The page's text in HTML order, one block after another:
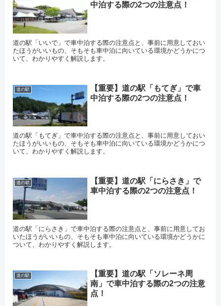
中泊する際の2つの注意点！
道の駅「いいで」で車中泊する際の注意点と、事前に用意しておい
たほうがいいもの、そもそも車中泊に向いている環境かどうかにつ
いて、わかりやすく解説します。
道の駅
【重要】道の駅「もてぎ」で車
中泊する際の2つの注意点！
道の駅「もてぎ」で車中泊する際の注意点と、事前に用意しておい
たほうがいいもの、そもそも車中泊に向いている環境かどうかにつ
いて、わかりやすく解説します。
道の駅
【重要】道の駅「にらさき」で
車中泊する際の2つの注意点！
道の駅「にらさき」で車中泊する際の注意点と、事前に用意してお
いたほうがいいもの、そもそも車中泊に向いている環境かどうかに
ついて、わかりやすく解説します。
道の駅
【重要】道の駅「ソレーネ周
南」で車中泊する際の2つの注意
点！